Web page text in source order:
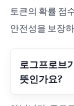
토큰의 확률 점
안전성을 보장
로그프로브
뜻인가요?